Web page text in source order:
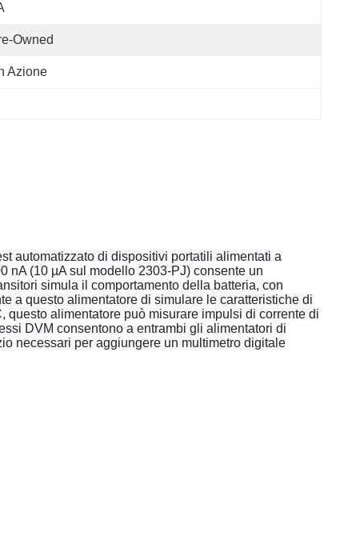
Owned
Azione
automatizzato di dispositivi portatili alimentati a
nA (10 µA sul modello 2303-PJ) consente un
simula il comportamento della batteria, con
a questo alimentatore di simulare le caratteristiche di
alimentatore può misurare impulsi di corrente di
DVM consentono a entrambi gli alimentatori di
necessari per aggiungere un multimetro digitale